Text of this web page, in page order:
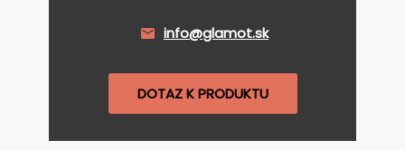
info@glamot.sk
DOTAZ K PRODUKTU